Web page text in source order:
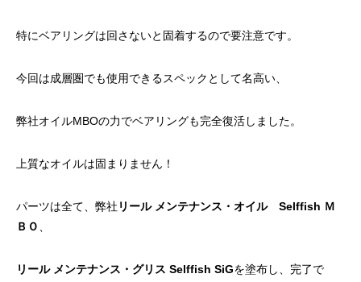
特にベアリングは回さないと固着するので要注意です。
今回は成層圏でも使用できるスペックとして名高い、
弊社オイルMBOの力でベアリングも完全復活しました。
上質なオイルは固まりません！
パーツは全て、弊社 リール メンテナンス・オイル Selffish Ｍ
ＢＯ
リール メンテナンス・グリス Selffish SiGを塗布し、完了で